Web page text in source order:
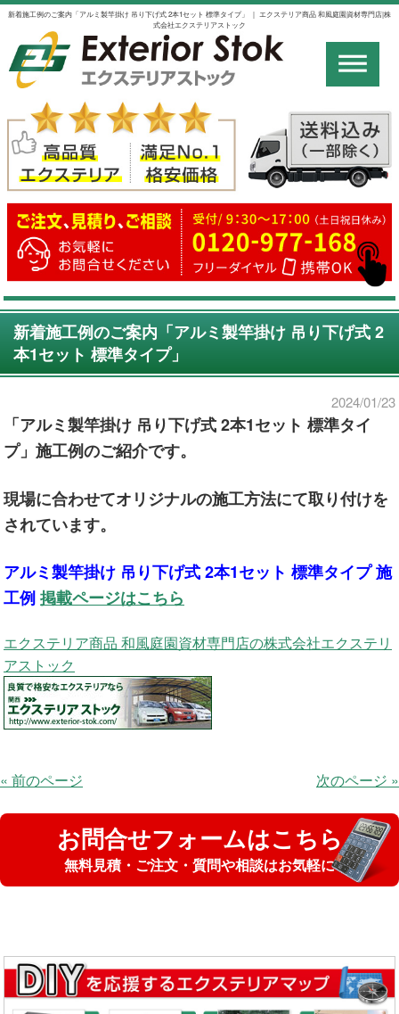
新着施工例のご案内「アルミ製竿掛け 吊り下げ式 2本1セット 標準タイプ」 ｜ エクステリア商品 和風庭園資材専門店|株
式会社エクステリアストック
新着施工例のご案内「アルミ製竿掛け 吊り下げ式 2
本1セット 標準タイプ」
2024/01/23
「アルミ製竿掛け 吊り下げ式 2本1セット 標準タイ
プ」施工例のご紹介です。
現場に合わせてオリジナルの施工方法にて取り付けを
されています。
アルミ製竿掛け 吊り下げ式 2本1セット 標準タイプ 施
工例掲載ページはこちら
エクステリア商品 和風庭園資材専門店の株式会社エクステリ
アストック
« 前のページ 次のページ »
お問合せフォームはこちら
無料見積・ご注文・質問や相談はお気軽に